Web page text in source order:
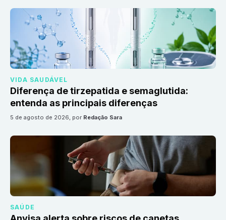
VIDA SAUDÁVEL
Diferença de tirzepatida e semaglutida:
entenda as principais diferenças
5 de agosto de 2026, por Redação Sara
SAÚDE